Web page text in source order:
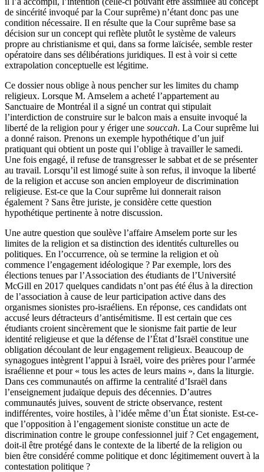
de sincérité invoqué par la Cour suprême) n’étant donc pas une
condition nécessaire. Il en résulte que la Cour suprême base sa
décision sur un concept qui reflète plutôt le système de valeurs
propre au christianisme et qui, dans sa forme laïcisée, semble rester
opératoire dans ses délibérations juridiques. Il est à voir si cette
extrapolation conceptuelle est légitime.
Ce dossier nous oblige à nous pencher sur les limites du champ
religieux. Lorsque M. Amselem a acheté l’appartement au
Sanctuaire de Montréal il a signé un contrat qui stipulait
l’interdiction de construire sur le balcon mais a ensuite invoqué la
liberté de la religion pour y ériger une souccah. La Cour suprême lui
a donné raison. Prenons un exemple hypothétique d’un juif
pratiquant qui obtient un poste qui l’oblige à travailler le samedi.
Une fois engagé, il refuse de transgresser le sabbat et de se présenter
au travail. Lorsqu’il est limogé suite à son refus, il invoque la liberté
de la religion et accuse son ancien employeur de discrimination
religieuse. Est-ce que la Cour suprême lui donnerait raison
également ? Sans être juriste, je considère cette question
hypothétique pertinente à notre discussion.
Une autre question que soulève l’affaire Amselem porte sur les
limites de la religion et sa distinction des identités culturelles ou
politiques. En l’occurrence, où se termine la religion et où
commence l’engagement idéologique ? Par exemple, lors des
élections tenues par l’Association des étudiants de l’Université
McGill en 2017 quelques candidats n’ont pas été élus à la direction
de l’association à cause de leur participation active dans des
organismes sionistes pro-israéliens. En réponse, ces candidats ont
accusé leurs détracteurs d’antisémitisme. Il est certain que ces
étudiants croient sincèrement que le sionisme fait partie de leur
identité religieuse et que la défense de l’État d’Israël constitue une
obligation découlant de leur engagement religieux. Beaucoup de
synagogues intègrent l’appui à Israël, voire des prières pour l’armée
israélienne et pour « tous les actes de leurs mains », dans la liturgie.
Dans ces communautés on affirme la centralité d’Israël dans
l’enseignement judaïque depuis des décennies. D’autres
communautés juives, souvent de stricte observance, restent
indifférentes, voire hostiles, à l’idée même d’un État sioniste. Est-ce-
que l’opposition à l’engagement sioniste constitue un acte de
discrimination contre le groupe confessionnel juif ? Cet engagement,
doit-il être protégé dans le contexte de la liberté de la religion ou
bien être considéré comme politique et donc légitimement ouvert à la
contestation politique ?